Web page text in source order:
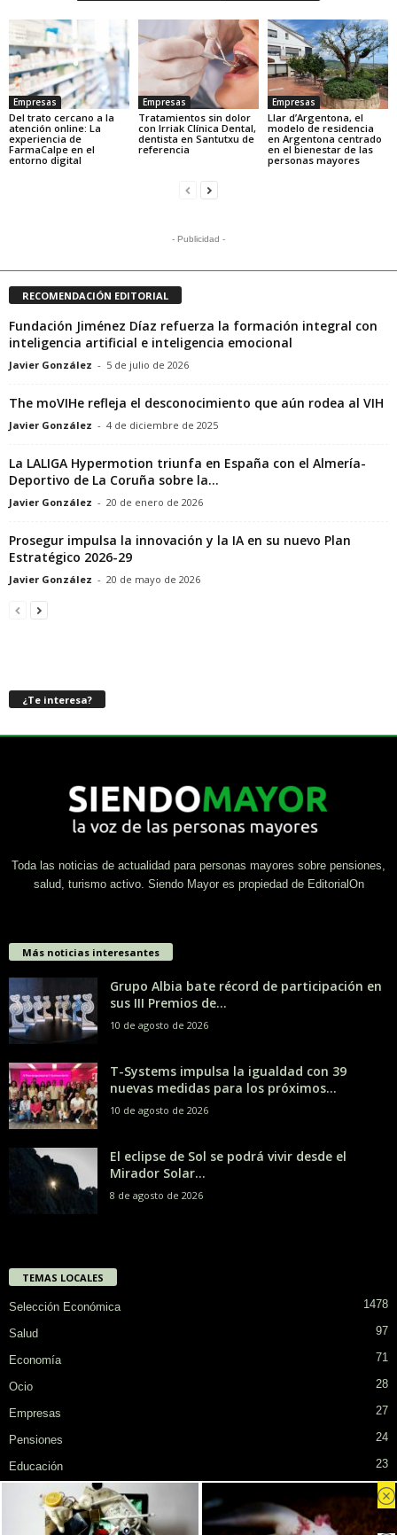
Empresas
Del trato cercano a la
atención online: La
experiencia de
FarmaCalpe en el
entorno digital
Empresas
Tratamientos sin dolor
con Irriak Clínica Dental,
dentista en Santutxu de
referencia
Empresas
Llar d’Argentona, el
modelo de residencia
en Argentona centrado
en el bienestar de las
personas mayores
- Publicidad -
RECOMENDACIÓN EDITORIAL
Fundación Jiménez Díaz refuerza la formación integral con
inteligencia artificial e inteligencia emocional
Javier González - 5 de julio de 2026
The moVIHe refleja el desconocimiento que aún rodea al VIH
Javier González - 4 de diciembre de 2025
La LALIGA Hypermotion triunfa en España con el Almería-
Deportivo de La Coruña sobre la...
Javier González - 20 de enero de 2026
Prosegur impulsa la innovación y la IA en su nuevo Plan
Estratégico 2026-29
Javier González - 20 de mayo de 2026
¿Te interesa?
Toda las noticias de actualidad para personas mayores sobre pensiones,
salud, turismo activo. Siendo Mayor es propiedad de EditorialOn
Más noticias interesantes
Grupo Albia bate récord de participación en
sus III Premios de...
10 de agosto de 2026
T-Systems impulsa la igualdad con 39
nuevas medidas para los próximos...
10 de agosto de 2026
El eclipse de Sol se podrá vivir desde el
Mirador Solar...
8 de agosto de 2026
TEMAS LOCALES
Selección Económica 1478
Salud 97
Economía 71
Ocio 28
Empresas 27
Pensiones 24
Educación 23